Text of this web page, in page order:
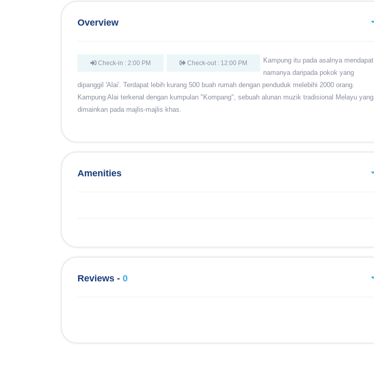
Overview
Check-in : 2:00 PM Check-out : 12:00 PM
Kampung itu pada asalnya mendapat
namanya daripada pokok yang
dipanggil 'Alai'. Terdapat lebih kurang 500 buah rumah dengan penduduk melebihi 2000 orang.
Kampung Alai terkenal dengan kumpulan "Kompang", sebuah alunan muzik tradisional Melayu yang
dimainkan pada majlis-majlis khas.
Amenities
Reviews - 0